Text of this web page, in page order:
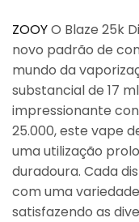
ZOOYO Blaze 25k
novo padrão de
mundo da
substancial de 17
impressionante
25.000, este vape
uma utilização
duradoura. Cada
com uma
satisfazendo as